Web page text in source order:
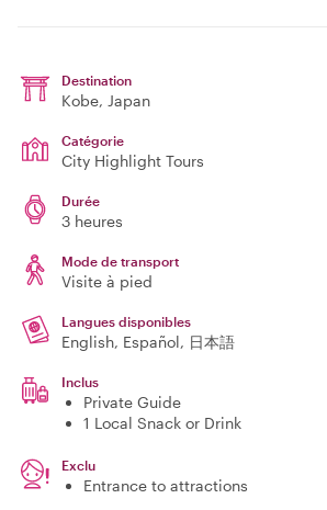
Destination
Kobe, Japan
Catégorie
City Highlight Tours
Durée
3 heures
Mode de transport
Visite à pied
Langues disponibles
English, Español, 日本語
Inclus
Private Guide
1 Local Snack or Drink
Exclu
Entrance to attractions